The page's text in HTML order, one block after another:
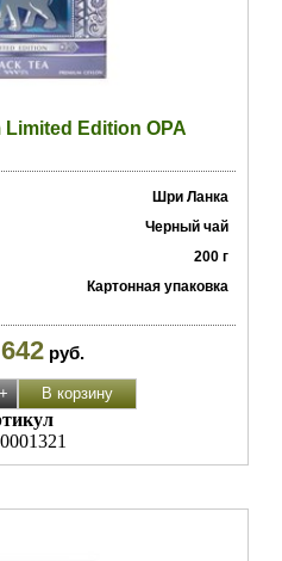
Edition OPA
Шри Ланка
Черный чай
200 г
Картонная упаковка
642 руб.